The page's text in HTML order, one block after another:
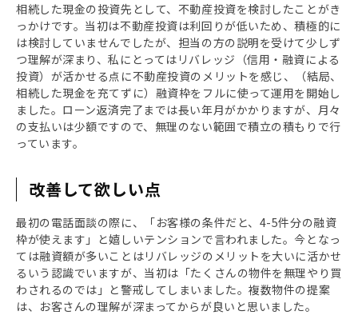
相続した現金の投資先として、不動産投資を検討したことがき
っかけです。当初は不動産投資は利回りが低いため、積極的に
は検討していませんでしたが、担当の方の説明を受けて少しず
つ理解が深まり、私にとってはリバレッジ（信用・融資による
投資）が活かせる点に不動産投資のメリットを感じ、（結局、
相続した現金を充てずに）融資枠をフルに使って運用を開始し
ました。ローン返済完了までは長い年月がかかりますが、月々
の支払いは少額ですので、無理のない範囲で積立の積もりで行
っています。
改善して欲しい点
最初の電話面談の際に、「お客様の条件だと、4-5件分の融資
枠が使えます」と嬉しいテンションで言われました。今となっ
ては融資額が多いことはリバレッジのメリットを大いに活かせ
るいう認識でいますが、当初は「たくさんの物件を無理やり買
わされるのでは」と警戒してしまいました。複数物件の提案
は、お客さんの理解が深まってからが良いと思いました。